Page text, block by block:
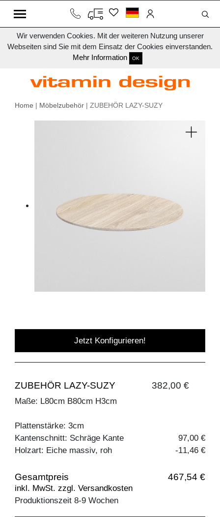
Wir verwenden Cookies. Mit der weiteren Nutzung unserer
Webseiten sind Sie mit dem Einsatz der Cookies einverstanden.
Mehr Information
OK
Home | Möbelzubehör | ZUBEHÖR LAZY-SUZY
Jetzt Konfigurieren!
ZUBEHÖR LAZY-SUZY 382,00 €
Maße: L80cm B80cm H3cm
Plattenstärke: 3cm
Kantenschnitt: Schräge Kante
97,00 €
Holzart: Eiche massiv, roh
-11,46 €
Gesamtpreis 467,54 €
inkl. MwSt. zzgl. Versandkosten
Produktionszeit 8-9 Wochen